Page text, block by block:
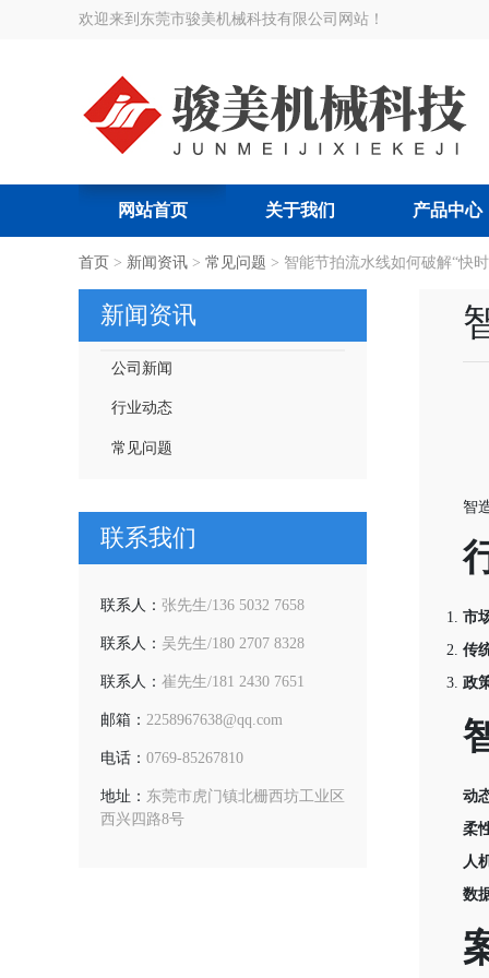
欢迎来到东莞市骏美机械科技有限公司网站！
网站首页 关于我们 产品中心
搜索关键词: 智能节拍流水线 | 智能吊挂流水线 | 服装厂智
首页 > 新闻资讯 > 常见问题 > 智能节拍流水线如何破解“快
智
市
传
政
动
柔
人
数
新闻资讯
公司新闻
行业动态
常见问题
联系我们
联系人： 张先生/136 5032 7658
联系人： 吴先生/180 2707 8328
联系人： 崔先生/181 2430 7651
邮箱： 2258967638@qq.com
电话： 0769-85267810
地址： 东莞市虎门镇北栅西坊工业区
西兴四路8号